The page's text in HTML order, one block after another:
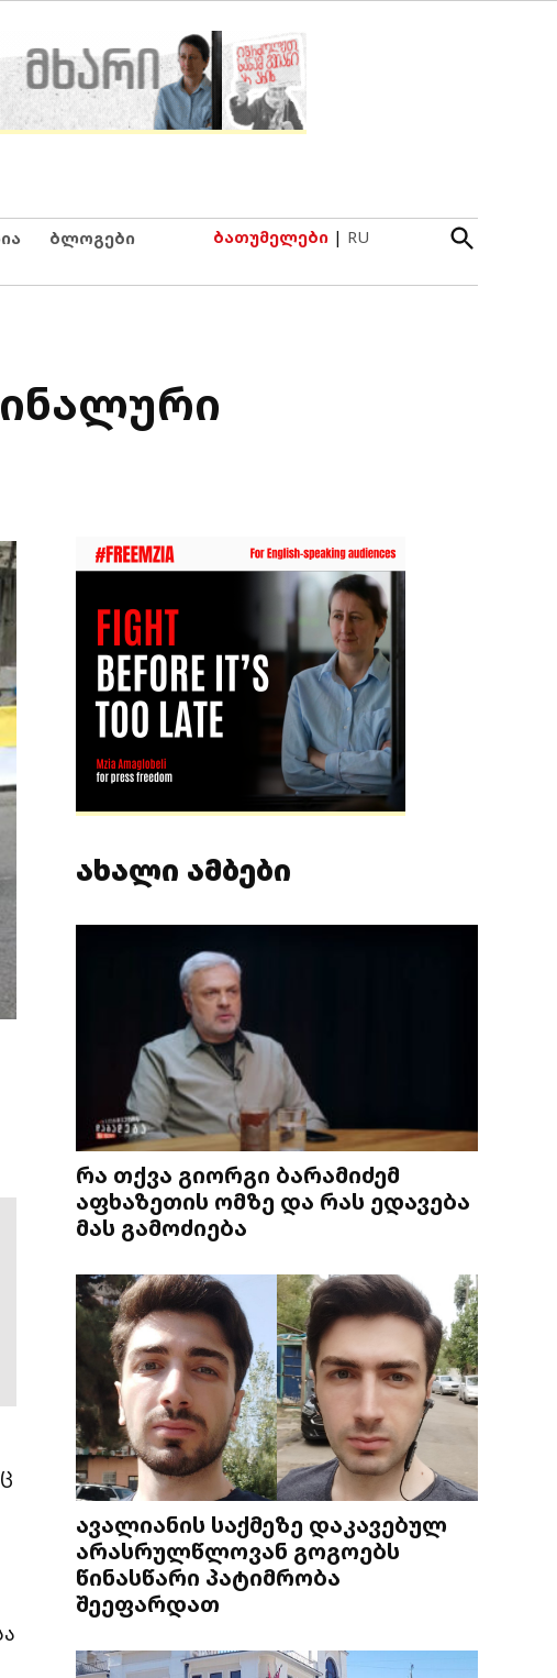
ბლოგები ბათუმელები | RU
Open
Search
ახალი ამბები
რა თქვა გიორგი ბარამიძემ
აფხაზეთის ომზე და რას ედავება
მას გამოძიება
ავალიანის საქმეზე დაკავებულ
არასრულწლოვან გოგოებს
წინასწარი პატიმრობა
შეეფარდათ